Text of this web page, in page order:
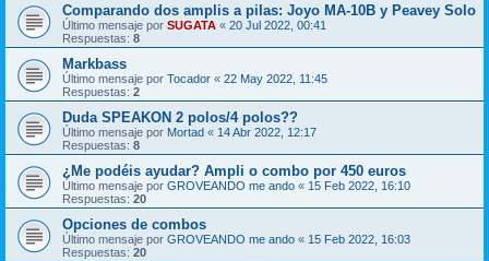
Comparando dos amplis a pilas: Joyo MA-10B y Peavey Solo
Último mensaje por SUGATA « 20 Jul 2022, 00:41
Respuestas: 8
Markbass
Último mensaje por Tocador « 22 May 2022, 11:45
Respuestas: 2
Duda SPEAKON 2 polos/4 polos??
Último mensaje por Mortad « 14 Abr 2022, 12:17
Respuestas: 8
¿Me podéis ayudar? Ampli o combo por 450 euros
Último mensaje por GROVEANDO me ando « 15 Feb 2022, 16:10
Respuestas: 20
Opciones de combos
Último mensaje por GROVEANDO me ando « 15 Feb 2022, 16:03
Respuestas: 20